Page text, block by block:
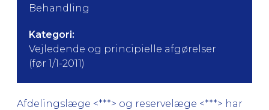
Behandling
Kategori:
Vejledende og principielle afgørelser
(før 1/1-2011)
Afdelingslæge <***> og reservelæge <***> har